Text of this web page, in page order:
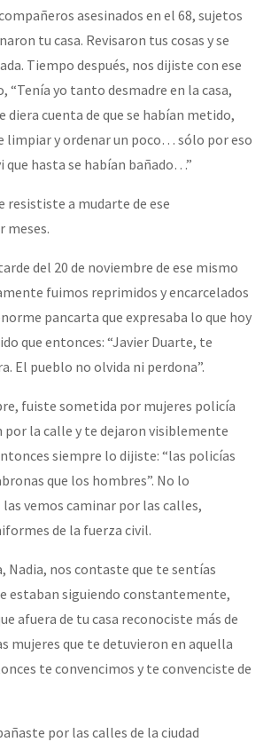
asesinados en el 68, sujetos
tu casa. Revisaron tus cosas y se
Tiempo después, nos dijiste con ese
“Tenía yo tanto desmadre en la casa,
diera cuenta de que se habían metido,
limpiar y ordenar un poco… sólo por eso
que hasta se habían bañado…”
resististe a mudarte de ese
meses.
del 20 de noviembre de ese mismo
fuimos reprimidos y encarcelados
pancarta que expresaba lo que hoy
que entonces: “Javier Duarte, te
El pueblo no olvida ni perdona”.
fuiste sometida por mujeres policía
la calle y te dejaron visiblemente
siempre lo dijiste: “las policías
que los hombres”. No lo
vemos caminar por las calles,
de la fuerza civil.
Nadia, nos contaste que te sentías
estaban siguiendo constantemente,
afuera de tu casa reconociste más de
mujeres que te detuvieron en aquella
te convencimos y te convenciste de
por las calles de la ciudad